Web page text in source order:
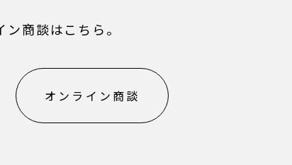
商談はこちら。
オンライン商談